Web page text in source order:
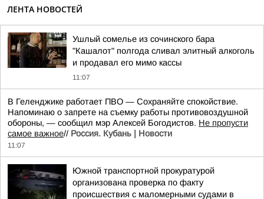
ЛЕНТА НОВОСТЕЙ
Ушлый сомелье из сочинского бара
"Кашалот" полгода сливал элитный алкоголь
и продавал его мимо кассы
11:07
В Геленджике работает ПВО — Сохраняйте спокойствие.
Напоминаю о запрете на съемку работы противовоздушной
обороны, — сообщил мэр Алексей Богодистов. Не пропусти
самое важное// Россия. Кубань | Новости
11:07
Южной транспортной прокуратурой
организована проверка по факту
происшествия с маломерными судами в